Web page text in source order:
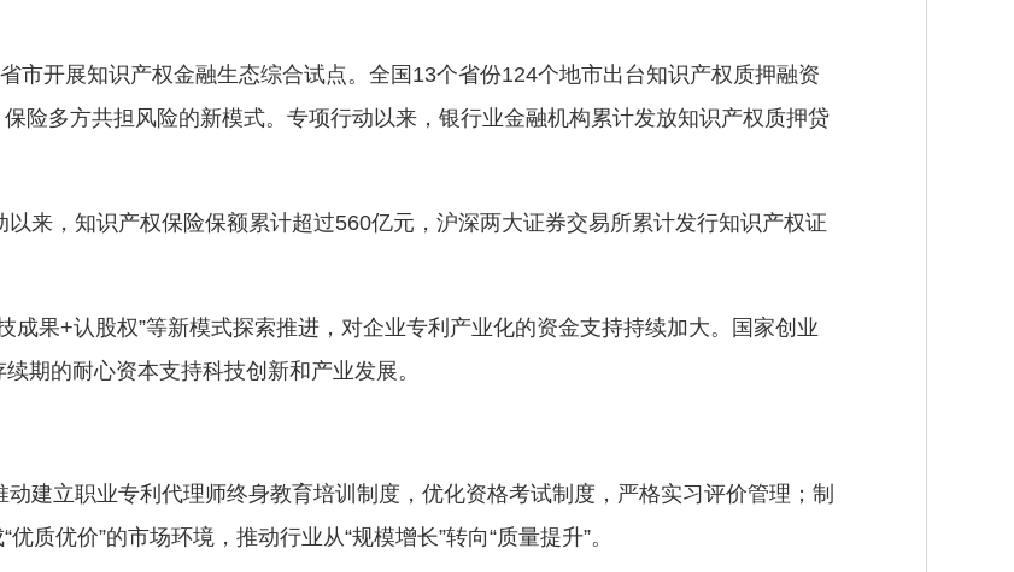
市开展知识产权金融生态综合试点。全国13个省份124个地市出台知识产权质押融资
险多方共担风险的新模式。专项行动以来，银行业金融机构累计发放知识产权质押贷
来，知识产权保险保额累计超过560亿元，沪深两大证券交易所累计发行知识产权证
成果+认股权”等新模式探索推进，对企业专利产业化的资金支持持续加大。国家创业
期的耐心资本支持科技创新和产业发展。
建立职业专利代理师终身教育培训制度，优化资格考试制度，严格实习评价管理；制
质优价”的市场环境，推动行业从“规模增长”转向“质量提升”。